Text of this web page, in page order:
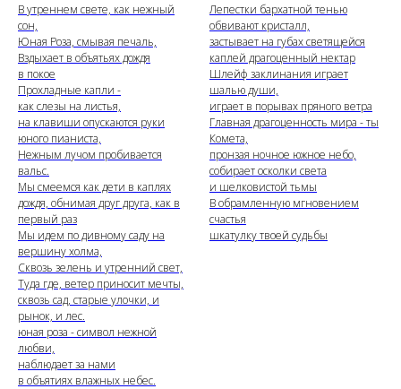
В утреннем свете, как нежный
сон,
Юная Роза, смывая печаль,
Вздыхает в объятьях дождя
в покое
Прохладные капли -
как слезы на листья,
на клавиши опускаются руки
юного пианиста,
Нежным лучом пробивается
вальс.
Мы смеемся как дети в каплях
дождя, обнимая друг друга, как в
первый раз
Мы идем по дивному саду на
вершину холма,
Сквозь зелень и утренний свет,
Туда где, ветер приносит мечты,
сквозь сад, старые улочки, и
рынок, и лес.
юная роза - символ нежной
любви,
наблюдает за нами
в объятиях влажных небес.
Лепестки бархатной тенью
обвивают кристалл,
застывает на губах светящейся
каплей драгоценный нектар
Шлейф заклинания играет
шалью души,
играет в порывах пряного ветра
Главная драгоценность мира - ты
Комета,
пронзая ночное южное небо,
собирает осколки света
и шелковистой тьмы
В обрамленную мгновением
счастья
шкатулку твоей судьбы